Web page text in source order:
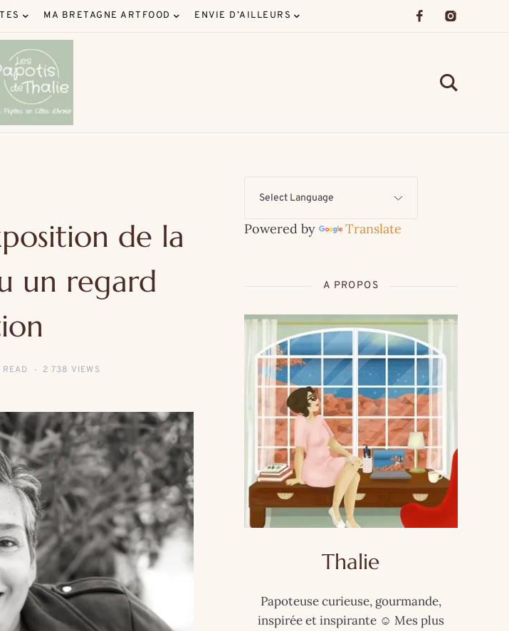
MA BRETAGNE ARTFOOD ENVIE D’AILLEURS
de la
un regard
2 738 VIEWS
Powered by Translate
A PROPOS
Thalie
Papoteuse curieuse, gourmande,
inspirée et inspirante ☺️ Mes plus